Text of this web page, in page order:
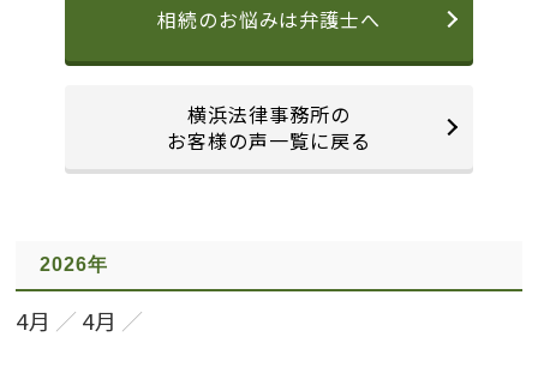
相続のお悩みは弁護士へ
横浜法律事務所の
お客様の声一覧に戻る
2026年
4月 4月